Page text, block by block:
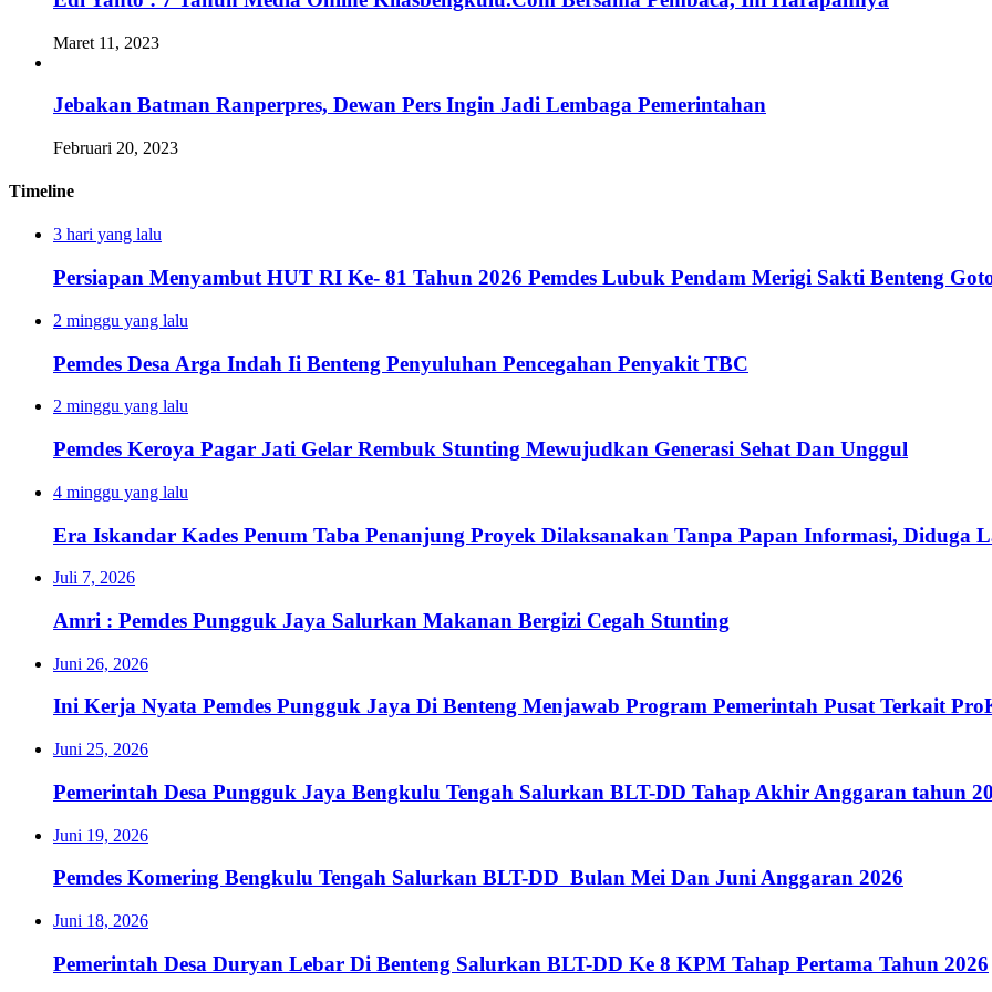
Maret 11, 2023
Jebakan Batman Ranperpres, Dewan Pers Ingin Jadi Lembaga Pemerintahan
Februari 20, 2023
Timeline
3 hari yang lalu
Persiapan Menyambut HUT RI Ke- 81 Tahun 2026 Pemdes Lubuk Pendam Merigi Sakti Benteng
2 minggu yang lalu
Pemdes Desa Arga Indah Ii Benteng Penyuluhan Pencegahan Penyakit TBC
2 minggu yang lalu
Pemdes Keroya Pagar Jati Gelar Rembuk Stunting Mewujudkan Generasi Sehat Dan Unggul
4 minggu yang lalu
Era Iskandar Kades Penum Taba Penanjung Proyek Dilaksanakan Tanpa Papan Informasi, Diduga
Juli 7, 2026
Amri : Pemdes Pungguk Jaya Salurkan Makanan Bergizi Cegah Stunting
Juni 26, 2026
Ini Kerja Nyata Pemdes Pungguk Jaya Di Benteng Menjawab Program Pemerintah Pusat Terkait
Juni 25, 2026
Pemerintah Desa Pungguk Jaya Bengkulu Tengah Salurkan BLT-DD Tahap Akhir Anggaran tahun
Juni 19, 2026
Pemdes Komering Bengkulu Tengah Salurkan BLT-DD Bulan Mei Dan Juni Anggaran 2026
Juni 18, 2026
Pemerintah Desa Duryan Lebar Di Benteng Salurkan BLT-DD Ke 8 KPM Tahap Pertama Tahun 2026